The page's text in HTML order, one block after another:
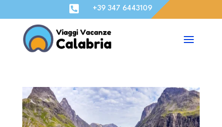
 +39 347 6443109